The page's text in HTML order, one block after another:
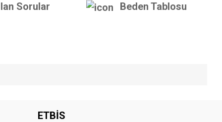
Sorular Beden Tablosu
ETBİS